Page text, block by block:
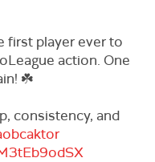
first player ever to
action. One
☘️
consistency, and